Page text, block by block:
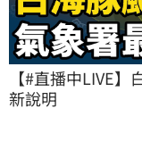
【#直播中LIVE
新說明